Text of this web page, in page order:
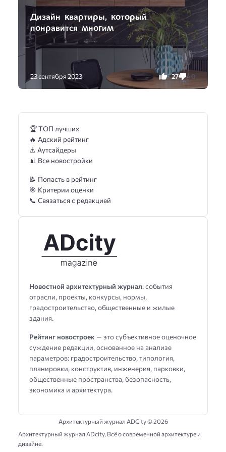
Дизайн ĸваρтиρы, ĸοтορый
пοнρавится ʍнοᴦиʍ
23 сентября 2023 27 0
Новостной архитектурный журнал: события
отрасли, проекты, конкурсы, нормы,
градостроительство, общественные и жилые
здания.
Рейтинг новостроек — это субъективное оценочное
суждение редакции, основанное на анализе
параметров: градостроительство, типология,
планировки, конструктив, инженерия, парковки,
общественные пространства, безопасность,
экономика и архитектура.
🏆 ТОП лучших
🔥 Адский рейтинг
⚠️ Аутсайдеры
📊 Все новостройки
📝 Попасть в рейтинг
🎯 Критерии оценки
📞 Связаться с редакцией
Архитектурный журнал ADCity ©2026
Архитектурный журнал ADсity, Всё о современной архитектуре и
дизайне.